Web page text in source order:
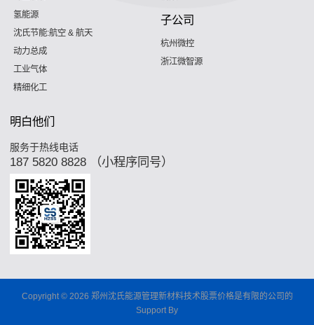
氢能源
沈氏节能:航空 & 航天
动力总成
工业气体
精细化工
子公司
杭州微控
浙江微智源
明白他们
服务于热线电话
187 5820 8828 （小程序同号）
Copyright © 2026 郑州沈氏能源管理新材料技术股票价格是有限的公司的
Support By